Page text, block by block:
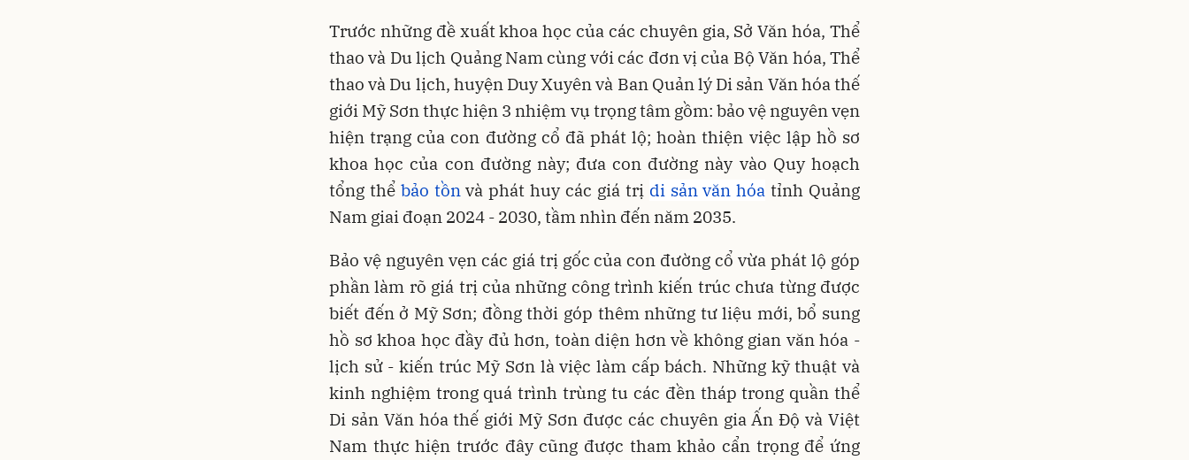
Trước những đề xuất khoa học của các chuyên gia, Sở Văn hóa, Thể
thao và Du lịch Quảng Nam cùng với các đơn vị của Bộ Văn hóa, Thể
thao và Du lịch, huyện Duy Xuyên và Ban Quản lý Di sản Văn hóa thế
giới Mỹ Sơn thực hiện 3 nhiệm vụ trọng tâm gồm: bảo vệ nguyên vẹn
hiện trạng của con đường cổ đã phát lộ; hoàn thiện việc lập hồ sơ
khoa học của con đường này; đưa con đường này vào Quy hoạch
tổng thể bảo tồn và phát huy các giá trị di sản văn hóa tỉnh Quảng
Nam giai đoạn 2024 - 2030, tầm nhìn đến năm 2035.
Bảo vệ nguyên vẹn các giá trị gốc của con đường cổ vừa phát lộ góp
phần làm rõ giá trị của những công trình kiến trúc chưa từng được
biết đến ở Mỹ Sơn; đồng thời góp thêm những tư liệu mới, bổ sung
hồ sơ khoa học đầy đủ hơn, toàn diện hơn về không gian văn hóa -
lịch sử - kiến trúc Mỹ Sơn là việc làm cấp bách. Những kỹ thuật và
kinh nghiệm trong quá trình trùng tu các đền tháp trong quần thể
Di sản Văn hóa thế giới Mỹ Sơn được các chuyên gia Ấn Độ và Việt
Nam thực hiện trước đây cũng được tham khảo cẩn trọng để ứng